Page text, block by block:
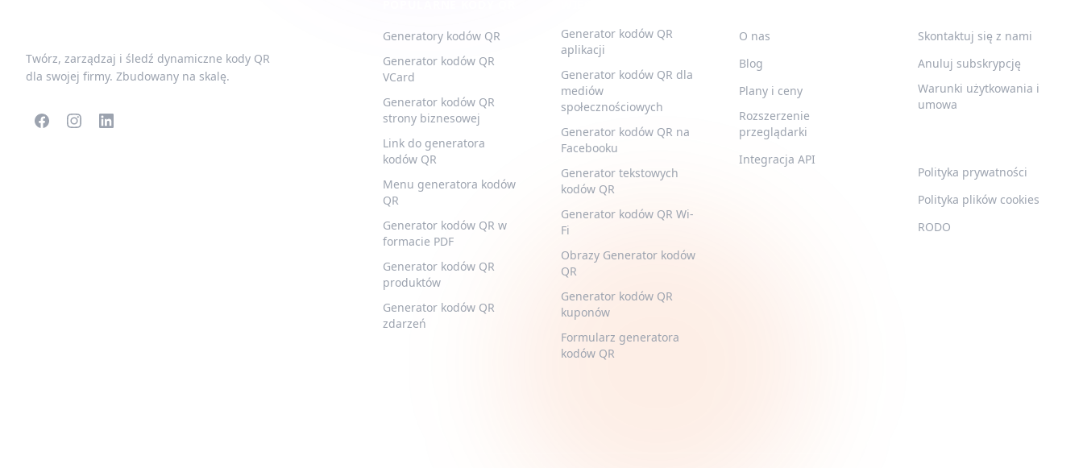
Twórz, zarządzaj i śledź dynamiczne kody QR
dla swojej firmy. Zbudowany na skalę.
Generatory kodów QR
Generator kodów QR
VCard
Generator kodów QR
strony biznesowej
Link do generatora
kodów QR
Menu generatora kodów
QR
Generator kodów QR w
formacie PDF
Generator kodów QR
produktów
Generator kodów QR
zdarzeń
Generator kodów QR
aplikacji
Generator kodów QR dla
mediów
społecznościowych
Generator kodów QR na
Facebooku
Generator tekstowych
kodów QR
Generator kodów QR Wi-
Fi
Obrazy Generator kodów
QR
Generator kodów QR
kuponów
Formularz generatora
kodów QR
O nas
Blog
Plany i ceny
Rozszerzenie
przeglądarki
Integracja API
Skontaktuj się z nami
Anuluj subskrypcję
Warunki użytkowania i
umowa
Polityka prywatności
Polityka plików cookies
RODO